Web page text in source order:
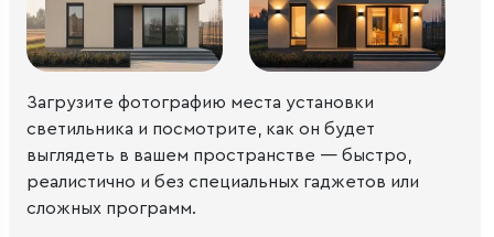
Загрузите фотографию места установки
светильника и посмотрите, как он будет
выглядеть в вашем пространстве — быстро,
реалистично и без специальных гаджетов или
сложных программ.